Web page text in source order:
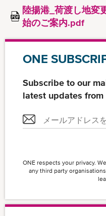
陸揚港_荷渡し地変
始のご案内.pdf
ONE
Subscribe to our
latest updates from
ONE respects your privacy.
any third party